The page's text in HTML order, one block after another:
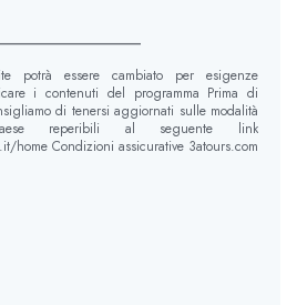
potrà essere cambiato per esigenze
i contenuti del programma Prima di
di tenersi aggiornati sulle modalità
reperibili al seguente link
home Condizioni assicurative 3atours.com